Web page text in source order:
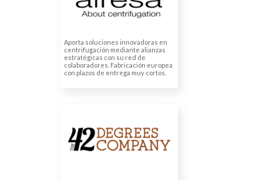
Aporta soluciones innovadoras en
centrifugación mediante alianzas
estratégicas con su red de
colaboradores. Fabricación europea
con plazos de entrega muy cortos.
Traducción de manuales
Traducción de etiquetas de
productos